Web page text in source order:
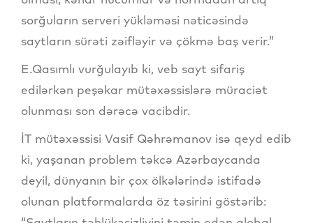
sorğuların serveri yükləməsi nəticəsində
saytların sürəti zəifləyir və çökmə baş verir.”
E.Qasımlı vurğulayıb ki, veb sayt sifariş
edilərkən peşəkar mütəxəssislərə müraciət
olunması son dərəcə vacibdir.
İT mütəxəssisi Vasif Qəhrəmanov isə qeyd edib
ki, yaşanan problem təkcə Azərbaycanda
deyil, dünyanın bir çox ölkələrində istifadə
olunan platformalarda öz təsirini göstərib: